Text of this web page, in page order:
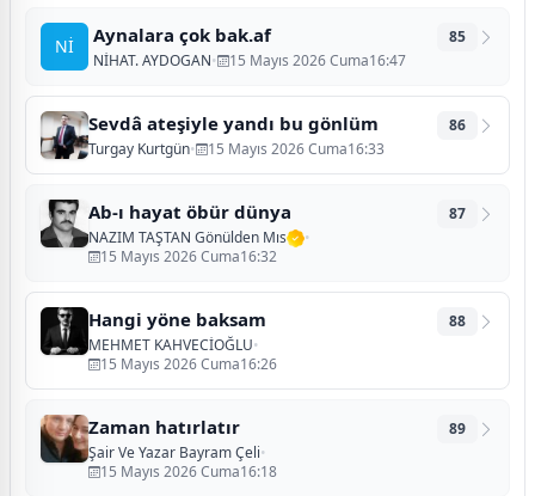
Nİ Aynalara çok bak.af
NİHAT. AYDOGAN• 15 Mayıs 2026 Cuma16:47
85
Sevdâ ateşiyle yandı bu gönlüm
Turgay Kurtgün• 15 Mayıs 2026 Cuma16:33
86
Ab-ı hayat öbür dünya
NAZIM TAŞTAN Gönülden Mıs
•
15 Mayıs 2026 Cuma16:32
87
Hangi yöne baksam
MEHMET KAHVECİOĞLU•
15 Mayıs 2026 Cuma16:26
88
Zaman hatırlatır
Şair Ve Yazar Bayram Çeli•
15 Mayıs 2026 Cuma16:18
89